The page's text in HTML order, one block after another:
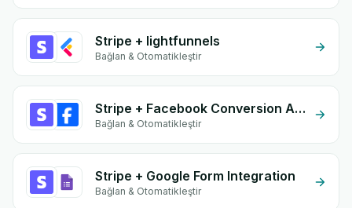
Stripe + lightfunnels
Bağlan & Otomatikleştir
Stripe + Facebook Conversion API (CAPI)
Bağlan & Otomatikleştir
Stripe + Google Form Integration
Bağlan & Otomatikleştir